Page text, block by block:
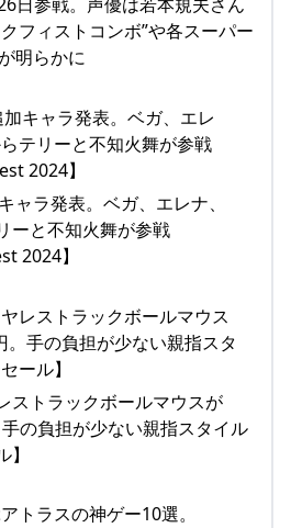
フィストコンボ”や各スーパー
明らかに
ャラ発表。ベガ、エレナ、
ーと不知火舞が参戦
2024】
ストラックボールマウスが
の負担が少ない親指スタイル